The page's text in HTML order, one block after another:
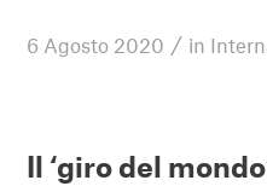
6 Agosto 2020 / in
Il ‘giro del